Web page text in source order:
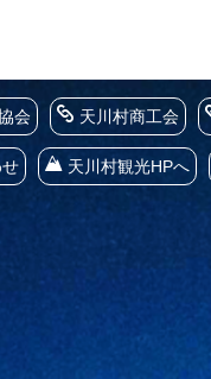
天川村商工会
会
天川村観光HPへ